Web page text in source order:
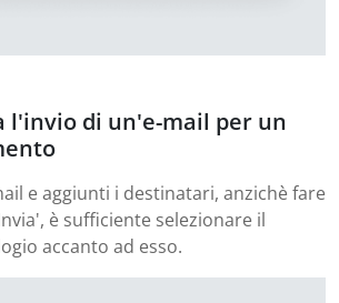
l'invio di un'e-mail per un
e aggiunti i destinatari, anzichè fare
è sufficiente selezionare il
accanto ad esso.